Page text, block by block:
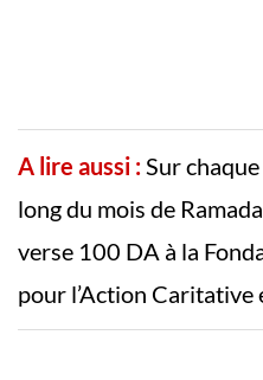
A lire aussi : Sur
long du mois de
verse 100 DA à la
pour l’Action